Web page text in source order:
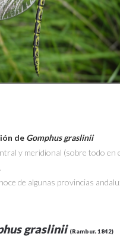
de Gomphus graslinii
y meridional (sobre todo en
de algunas provincias
graslinii (Rambur, 1842)